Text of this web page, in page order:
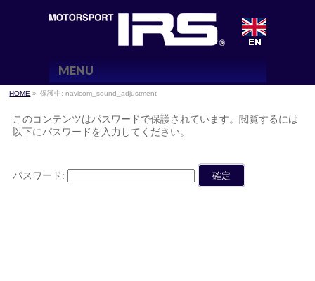
MENU
HOME » 保護中: navicom_sound_adjustment
このコンテンツはパスワードで保護されています。閲覧するには
以下にパスワードを入力してください。
パスワード: